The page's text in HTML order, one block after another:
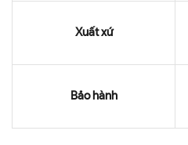
Xuất xứ
Bảo hành